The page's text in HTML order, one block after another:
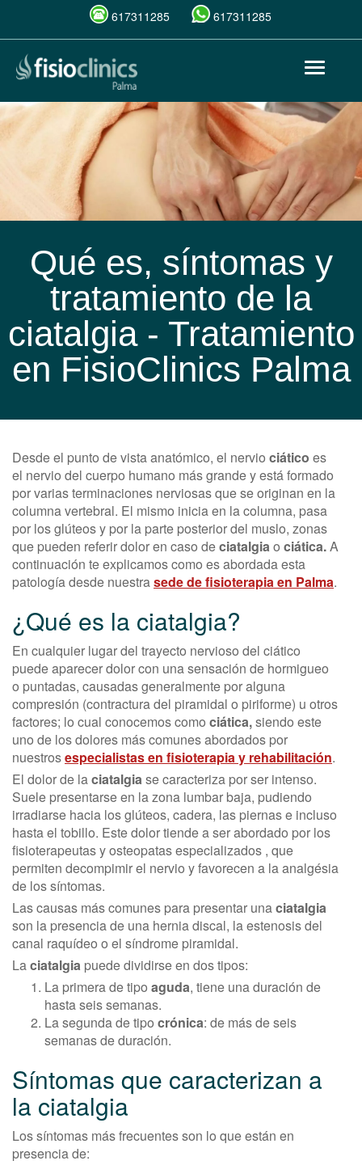
Pasar
contenido
principal
617311285 617311285
Toggle
Qué es, síntomas y
tratamiento de la
ciatalgia - Tratamiento
en FisioClinics Palma
Desde el punto de vista anatómico, el nervio ciático es
el nervio del cuerpo humano más grande y está formado
por varias terminaciones nerviosas que se originan en la
columna vertebral. El mismo inicia en la columna, pasa
por los glúteos y por la parte posterior del muslo, zonas
que pueden referir dolor en caso deciatalgiao ciática.A
continuación te explicamos como es abordada esta
patología desde nuestrasede de fisioterapia en Palma.
¿Qué es la ciatalgia?
En cualquier lugar del trayecto nervioso del ciático
puede aparecer dolor con una sensación de hormigueo
o puntadas, causadas generalmente por alguna
compresión (contractura del piramidal o piriforme) u otros
factores; lo cual conocemos como ciática,siendo este
uno de los dolores más comunes abordados por
nuestrosespecialistas en fisioterapia y rehabilitación.
El dolor de laciatalgiase caracteriza por ser intenso.
Suele presentarse en la zona lumbar baja, pudiendo
irradiarse hacia los glúteos, cadera, las piernas e incluso
hasta el tobillo. Este dolor tiende a ser abordado por los
fisioterapeutas y osteopatas especializados , que
permiten decompimir el nervio y favorecen a la analgésia
de los síntomas.
Las causas más comunes para presentar unaciatalgia
son la presencia de una hernia discal, la estenosis del
canal raquídeo o el síndrome piramidal.
Laciatalgia puede dividirse en dos tipos:
La primera de tipo aguda, tiene una duración de
hasta seis semanas.
La segunda de tipo crónica: de más de seis
semanas de duración.
Síntomas que caracterizan a
la ciatalgia
Los síntomas más frecuentes son lo que están en
presencia de: